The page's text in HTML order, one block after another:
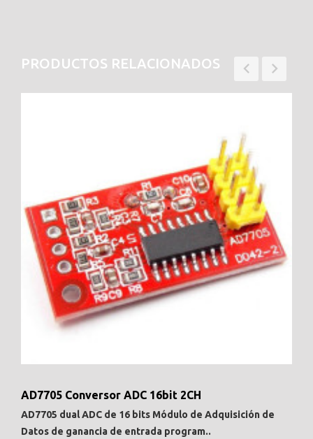
PRODUCTOS RELACIONADOS
AD7705 Conversor ADC 16bit 2CH
AD7705 dual ADC de 16 bits Módulo de Adquisición de
Datos de ganancia de entrada program..